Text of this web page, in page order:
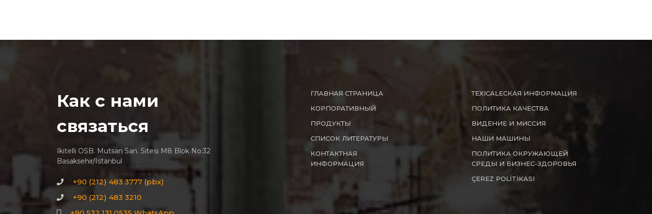
Как с нами
связаться
Ikitelli OSB. Mutsan San. Sitesi M8 Blok No:32
Basaksehir/Istanbul
+90 (212) 483 3777 (pbx)
+90 (212) 483 3210
ГЛАВНАЯ СТРАНИЦА
КОРПОРАТИВНЫЙ
ПРОДУКТЫ
СПИСОК ЛИТЕРАТУРЫ
КОНТАКТНАЯ
ИНФОРМАЦИЯ
ТЕХICALЕСКАЯ ИНФОРМАЦИЯ
ПОЛИТИКА КАЧЕСТВА
ВИДЕНИЕ И МИССИЯ
НАШИ МАШИНЫ
ПОЛИТИКА ОКРУЖАЮЩЕЙ
СРЕДЫ И БИЗНЕС-ЗДОРОВЬЯ
ÇEREZ POLİTİKASI